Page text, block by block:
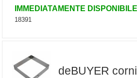
IMMEDIATAMENTE DISPONIBILE
18391
deBUYER